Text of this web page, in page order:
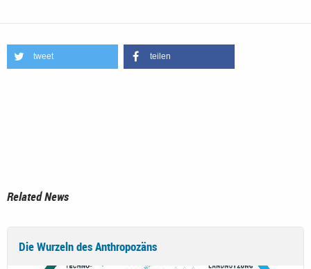
tweet teilen
Related News
Die Wurzeln des Anthropozäns